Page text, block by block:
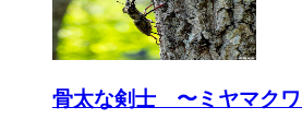
骨太な剣士 〜ミヤマクワ